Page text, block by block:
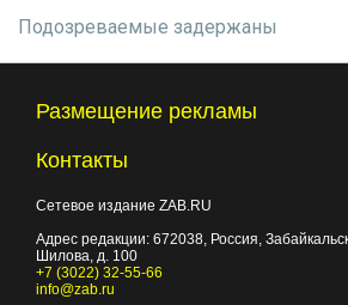
Подозреваемые задержаны
Размещение рекламы
Контакты
Сетевое издание ZAB.RU
Адрес редакции: 672038, Россия,
Шилова, д. 100
+7 (3022) 32-55-66
info@zab.ru